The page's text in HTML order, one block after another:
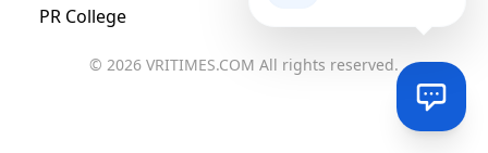
PR College
© 2026 VRITIMES.COM All rights reserved.